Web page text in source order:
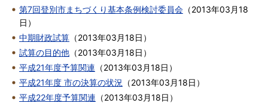
第7回登別市まちづくり基本条例検討委員会 （2013年03月18
日 ）
中期財政試算 （2013年03月18日 ）
試算の目的他 （2013年03月18日 ）
平成21年度予算関連 （2013年03月18日 ）
平成21年度 市の決算の状況
（2013年03月18日 ）
平成22年度予算関連 （2013年03月18日 ）